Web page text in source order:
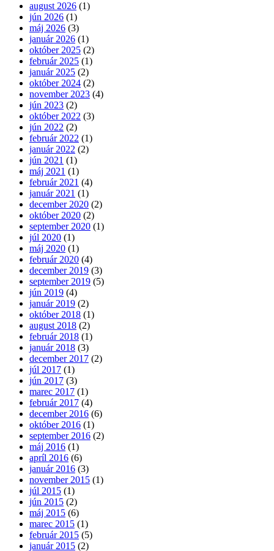
august 2026 (1)
jún 2026 (1)
máj 2026 (3)
január 2026 (1)
október 2025 (2)
február 2025 (1)
január 2025 (2)
október 2024 (2)
november 2023 (4)
jún 2023 (2)
október 2022 (3)
jún 2022 (2)
február 2022 (1)
január 2022 (2)
jún 2021 (1)
máj 2021 (1)
február 2021 (4)
január 2021 (1)
december 2020 (2)
október 2020 (2)
september 2020 (1)
júl 2020 (1)
máj 2020 (1)
február 2020 (4)
december 2019 (3)
september 2019 (5)
jún 2019 (4)
január 2019 (2)
október 2018 (1)
august 2018 (2)
február 2018 (1)
január 2018 (3)
december 2017 (2)
júl 2017 (1)
jún 2017 (3)
marec 2017 (1)
február 2017 (4)
december 2016 (6)
október 2016 (1)
september 2016 (2)
máj 2016 (1)
apríl 2016 (6)
január 2016 (3)
november 2015 (1)
júl 2015 (1)
jún 2015 (2)
máj 2015 (6)
marec 2015 (1)
február 2015 (5)
január 2015 (2)